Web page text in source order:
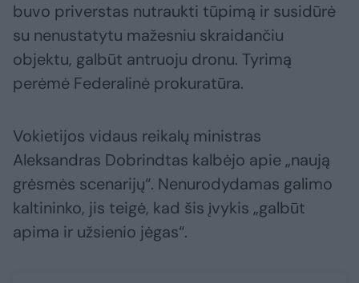
buvo priverstas nutraukti tūpimą ir susidūrė
su nenustatytu mažesniu skraidančiu
objektu, galbūt antruoju dronu. Tyrimą
perėmė Federalinė prokuratūra.
Vokietijos vidaus reikalų ministras
Aleksandras Dobrindtas kalbėjo apie „naują
grėsmės scenarijų“. Nenurodydamas galimo
kaltininko, jis teigė, kad šis įvykis „galbūt
apima ir užsienio jėgas“.